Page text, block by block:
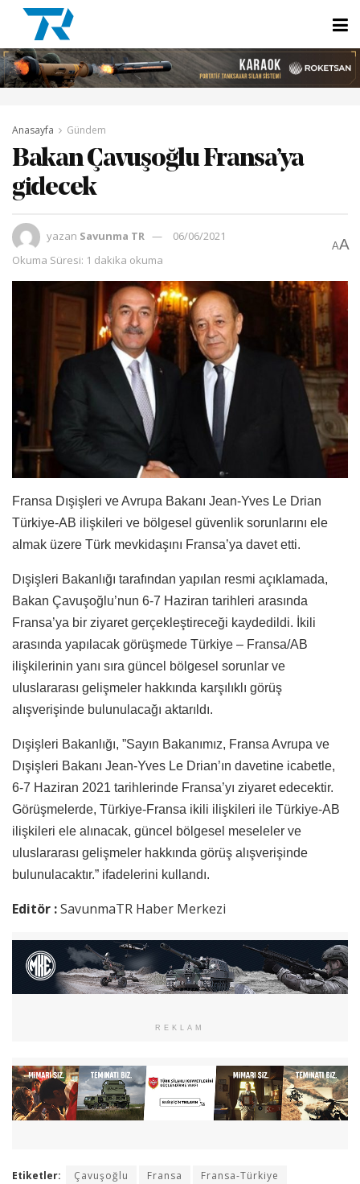
Anasayfa Gündem
Bakan Çavuşoğlu Fransa’ya
gidecek
yazan Savunma TR
06/06/2021
Okuma Süresi: 1 dakika okuma
AA
Fransa Dışişleri ve Avrupa Bakanı Jean-Yves Le Drian
Türkiye-AB ilişkileri ve bölgesel güvenlik sorunlarını ele
almak üzere Türk mevkidaşını Fransa’ya davet etti.
Dışişleri Bakanlığı tarafından yapılan resmi açıklamada,
Bakan Çavuşoğlu’nun 6-7 Haziran tarihleri arasında
Fransa’ya bir ziyaret gerçekleştireceği kaydedildi. İkili
arasında yapılacak görüşmede Türkiye – Fransa/AB
ilişkilerinin yanı sıra güncel bölgesel sorunlar ve
uluslararası gelişmeler hakkında karşılıklı görüş
alışverişinde bulunulacağı aktarıldı.
Dışişleri Bakanlığı, ”Sayın Bakanımız, Fransa Avrupa ve
Dışişleri Bakanı Jean-Yves Le Drian’ın davetine icabetle,
6-7 Haziran 2021 tarihlerinde Fransa’yı ziyaret edecektir.
Görüşmelerde, Türkiye-Fransa ikili ilişkileri ile Türkiye-AB
ilişkileri ele alınacak, güncel bölgesel meseleler ve
uluslararası gelişmeler hakkında görüş alışverişinde
bulunulacaktır.” ifadelerini kullandı.
Editör :SavunmaTR Haber Merkezi
REKLAM
Etiketler: Çavuşoğlu Fransa
Fransa-Türkiye